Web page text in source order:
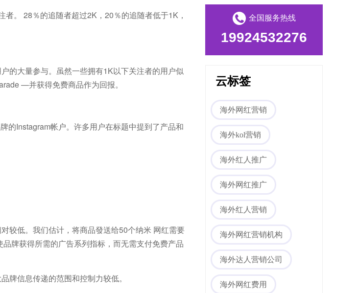
。 28％的追随者超过2K，20％的追随者低于1K，
的大量参与。虽然一些拥有1K以下关注者的用户似
—并获得免费商品作为回报。
的Instagram帐户。许多用户在标题中提到了产品和
较低。我们估计，将商品發送给50个纳米 网红需要
牌获得所需的广告系列指标，而无需支付免费产品
牌信息传递的范围和控制力较低。
全国服务热线
19924532276
云标签
海外网红营销
海外kol营销
海外红人推广
海外网红推广
海外红人营销
海外网红营销机构
海外达人营销公司
海外网红费用